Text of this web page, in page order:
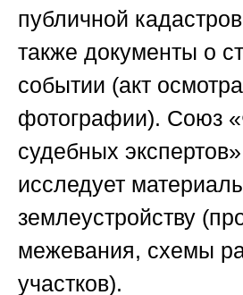
публичной
также документы о
событии (акт
фотографии). Союз
судебных экспертов
исследует
землеустройству
межевания, схемы
участков).